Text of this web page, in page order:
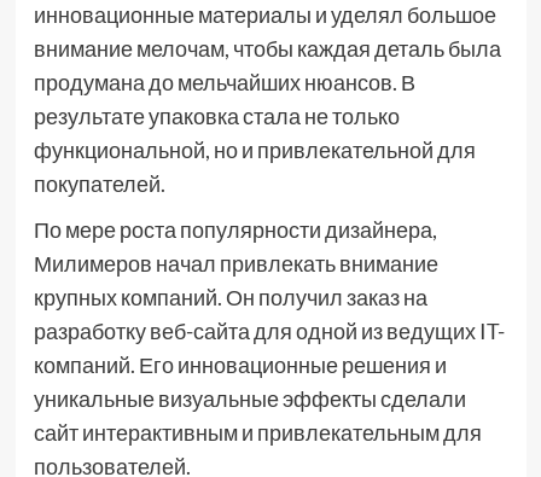
инновационные материалы и уделял большое
внимание мелочам, чтобы каждая деталь была
продумана до мельчайших нюансов. В
результате упаковка стала не только
функциональной, но и привлекательной для
покупателей.
По мере роста популярности дизайнера,
Милимеров начал привлекать внимание
крупных компаний. Он получил заказ на
разработку веб-сайта для одной из ведущих IT-
компаний. Его инновационные решения и
уникальные визуальные эффекты сделали
сайт интерактивным и привлекательным для
пользователей.